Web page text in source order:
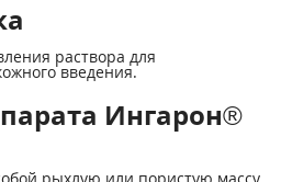
раствора для
введения.
Ингарон®